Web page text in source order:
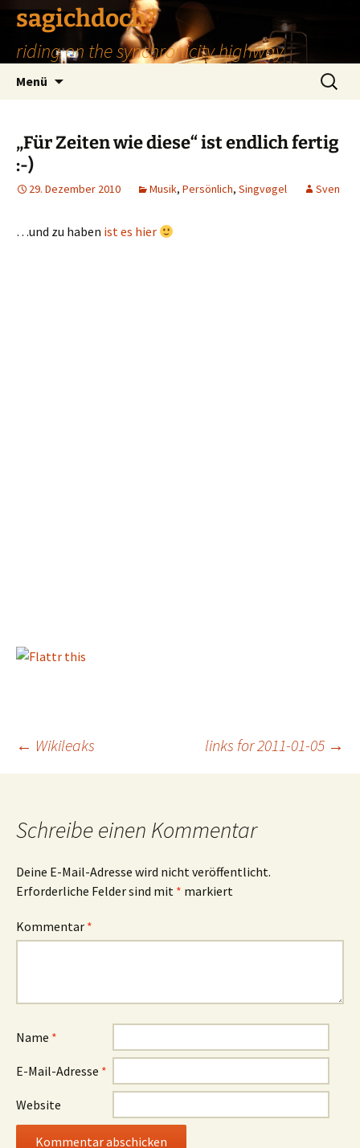
Zum
Inhalt
springen
sagichdoch?
riding on the synchronicity highway
Menü
Suchen
nach:
„Für Zeiten wie diese“ ist endlich fertig
:-)
29. Dezember 2010 Musik, Persönlich, Singvøgel Sven
…und zu haben ist es hier
Beitragsnavigation
← Wikileaks links for 2011-01-05 →
Schreibe einen Kommentar
Deine E-Mail-Adresse wird nicht veröffentlicht.
Erforderliche Felder sind mit * markiert
Kommentar *
Name *
E-Mail-Adresse *
Website